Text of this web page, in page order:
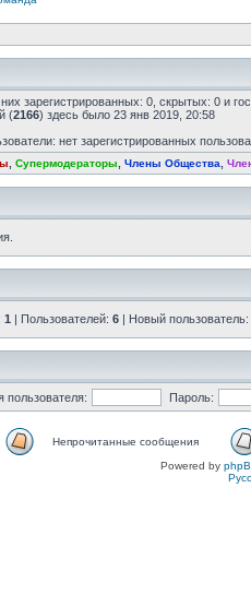
них зарегистрированных: 0, скрытых: 0 и
(2166) здесь было 23 янв 2019, 20:58
нет зарегистрированных
Супермодераторы Члены Общества
1 | Пользователей: 6 | Новый пользователь:
пользователя: Пароль:
Непрочитанные сообщения
Powered by